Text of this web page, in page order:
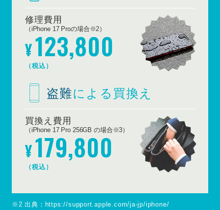
修理費用
（iPhone 17 Proの場合※2）
¥123,800
（税込）
盗難による買換え
買換え費用
（iPhone 17 Pro 256GB の場合※3）
¥179,800
（税込）
※2 出典：https://support.apple.com/ja-jp/iphone/